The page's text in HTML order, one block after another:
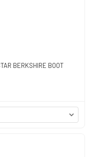
BERKSHIRE BOOT